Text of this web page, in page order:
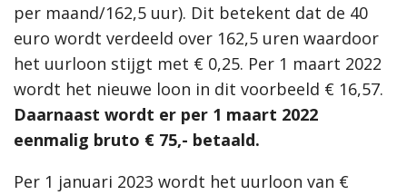
per maand/162,5 uur). Dit betekent dat de 40
euro wordt verdeeld over 162,5 uren waardoor
het uurloon stijgt met € 0,25. Per 1 maart 2022
wordt het nieuwe loon in dit voorbeeld € 16,57.
Daarnaast wordt er per 1 maart 2022
eenmalig bruto € 75,- betaald.
Per 1 januari 2023 wordt het uurloon van €